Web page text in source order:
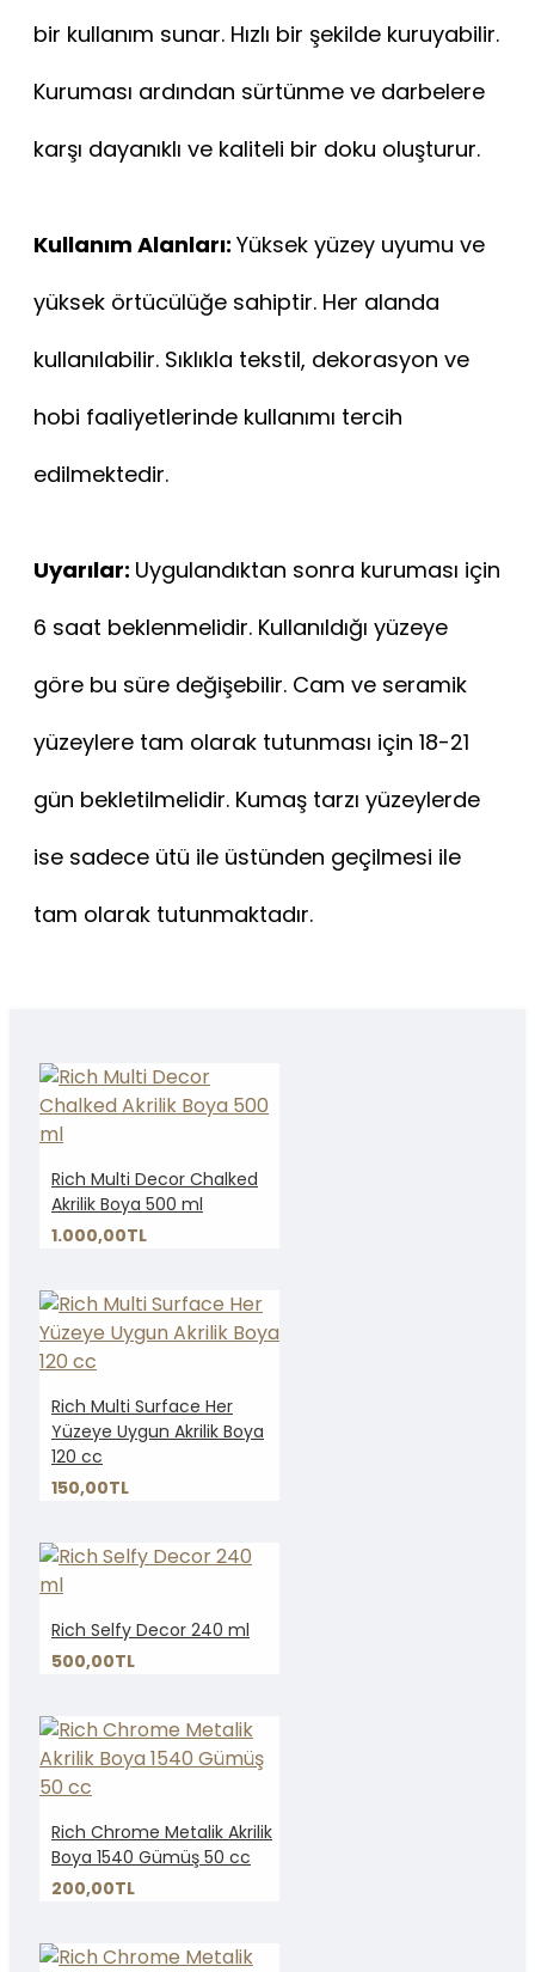
bir kullanım sunar. Hızlı bir şekilde kuruyabilir.
Kuruması ardından sürtünme ve darbelere
karşı dayanıklı ve kaliteli bir doku oluşturur.
Kullanım Alanları: Yüksek yüzey uyumu ve
yüksek örtücülüğe sahiptir. Her alanda
kullanılabilir. Sıklıkla tekstil, dekorasyon ve
hobi faaliyetlerinde kullanımı tercih
edilmektedir.
Uyarılar: Uygulandıktan sonra kuruması için
6 saat beklenmelidir. Kullanıldığı yüzeye
göre bu süre değişebilir. Cam ve seramik
yüzeylere tam olarak tutunması için 18-21
gün bekletilmelidir. Kumaş tarzı yüzeylerde
ise sadece ütü ile üstünden geçilmesi ile
tam olarak tutunmaktadır.
Rich Multi Decor Chalked
Akrilik Boya 500 ml
1.000,00TL
Rich Multi Surface Her
Yüzeye Uygun Akrilik Boya
120 cc
150,00TL
Rich Selfy Decor 240 ml
500,00TL
Rich Chrome Metalik Akrilik
Boya 1540 Gümüş 50 cc
200,00TL